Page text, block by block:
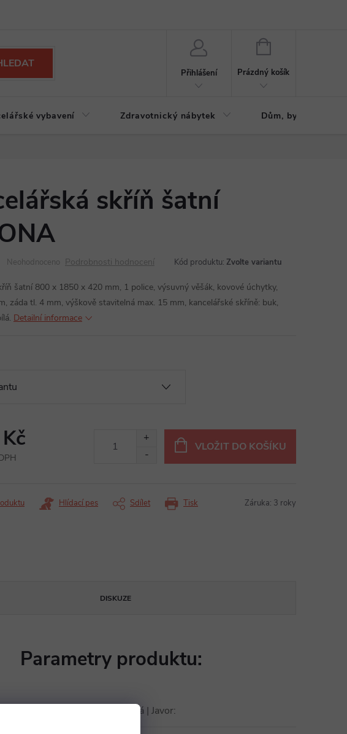
výroba na zakázku
Přihlášení
NÁKUPNÍ
Prázdný košík
vybavení Zdravotnický nábytek Dům, byt, zahrada
skříň šatní
Neohodnoceno Podrobnosti hodnocení Kód produktu: Zvolte variantu
šatní 800 x 1850 x 420 mm, 1 police, výsuvný věšák, kovové úchytky,
záda tl. 4 mm, výškově stavitelná max. 15 mm, kancelářské skříně: buk,
Detailní informace
VLOŽIT DO KOŠÍKU
Tisk
Hlídací pes Sdílet Záruka: 3 roky
DISKUZE
Parametry produktu:
Wenge | Buk | Třešeň | Bílá | Javor: